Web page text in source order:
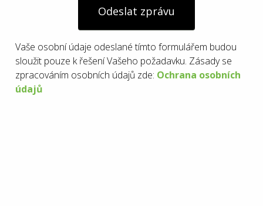
Odeslat zprávu
Vaše osobní údaje odeslané tímto formulářem budou
sloužit pouze k řešení Vašeho požadavku. Zásady se
zpracováním osobních údajů zde: Ochrana osobních
údajů